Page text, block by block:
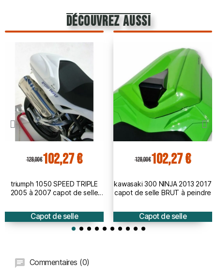
découvrez aussi
128,00 €102,27 €
triumph 1050 SPEED TRIPLE
2005 à 2007 capot de selle
Capot de selle
128,00 €102,27 €
kawasaki 300 NINJA 2013 2017
capot de selle BRUT à peindre
Capot de selle
Commentaires (0)